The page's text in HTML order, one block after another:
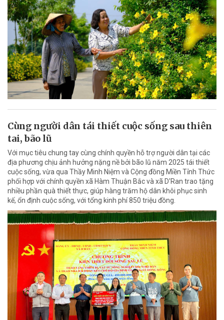
Cùng người dân tái thiết cuộc sống sau thiên
tai, bão lũ
Với mục tiêu chung tay cùng chính quyền hỗ trợ người dân tại các
địa phương chịu ảnh hưởng nặng nề bởi bão lũ năm 2025 tái thiết
cuộc sống, vừa qua Thầy Minh Niệm và Cộng đồng Miền Tỉnh Thức
phối hợp với chính quyền xã Hàm Thuận Bắc và xã D'Ran trao tặng
nhiều phần quà thiết thực, giúp hàng trăm hộ dân khôi phục sinh
kế, ổn định cuộc sống, với tổng kinh phí 850 triệu đồng.